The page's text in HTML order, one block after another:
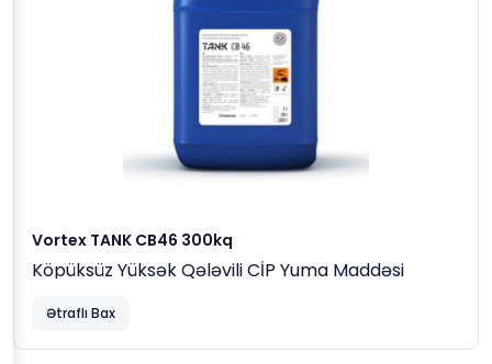
Vortex TANK CB46 300kq
Köpüksüz Yüksək Qələvili CİP Yuma Maddəsi
Ətraflı Bax